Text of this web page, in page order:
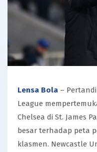
Lensa Bola –
League
Chelsea di St. James
besar terhadap peta
klasmen. Newcastle